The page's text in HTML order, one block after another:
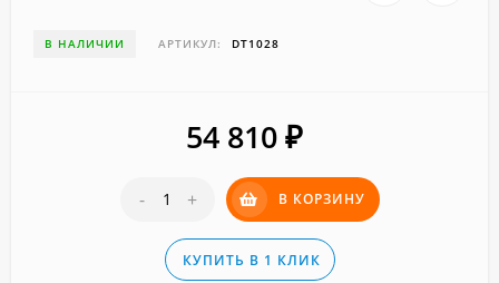
В НАЛИЧИИ АРТИКУЛ: DT1028
54 810 ₽
- + В КОРЗИНУ
КУПИТЬ В 1 КЛИК